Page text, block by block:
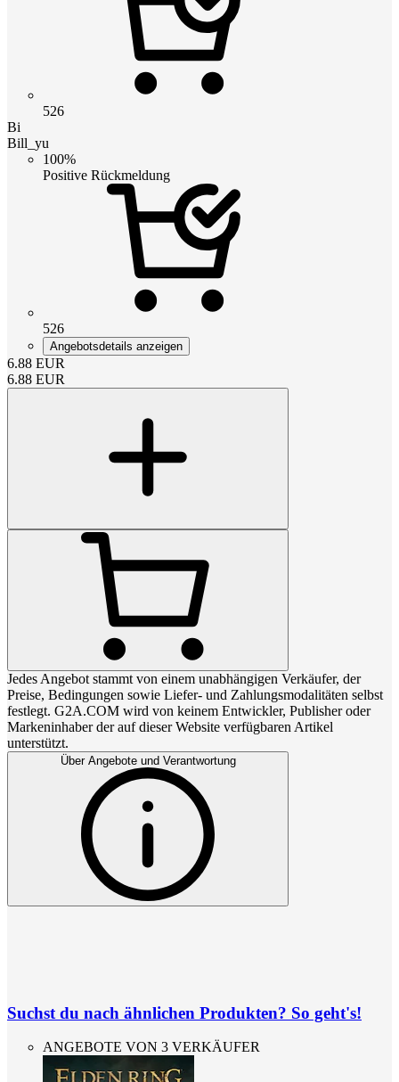
526
Bi
Bill_yu
100%
Positive Rückmeldung
526
Angebotsdetails anzeigen
6.88 EUR
6.88 EUR
Jedes Angebot stammt von einem unabhängigen Verkäufer, der
Preise, Bedingungen sowie Liefer- und Zahlungsmodalitäten selbst
festlegt. G2A.COM wird von keinem Entwickler, Publisher oder
Markeninhaber der auf dieser Website verfügbaren Artikel
unterstützt.
Über Angebote und Verantwortung
Suchst du nach ähnlichen Produkten? So geht's!
ANGEBOTE VON 3 VERKÄUFER